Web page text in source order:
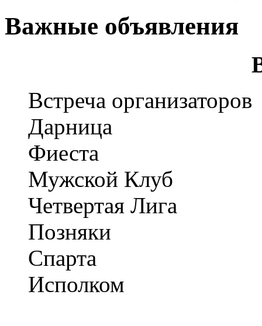
Важные объявления
Встреча организаторов
Дарница
Фиеста
Мужской Клуб
Четвертая Лига
Позняки
Спарта
Исполком